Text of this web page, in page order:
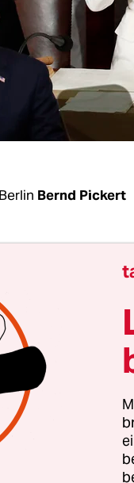
Bernd Pickert
es kam anders.
„Das Beste
Gott möge
beendete,
Über
Trumps 78
vor